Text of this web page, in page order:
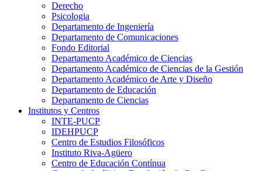
Derecho
Psicologia
Departamento de Ingeniería
Departamento de Comunicaciones
Fondo Editorial
Departamento Académico de Ciencias
Departamento Académico de Ciencias de la Gestión
Departamento Académico de Arte y Diseño
Departamento de Educación
Departamento de Ciencias
Institutos y Centros
INTE-PUCP
IDEHPUCP
Centro de Estudios Filosóficos
Instituto Riva-Agüero
Centro de Educación Contínua